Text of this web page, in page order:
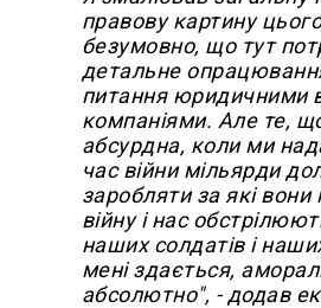
правову картину
безумовно, що тут
детальне
питання юридичними
компаніями. Але те,
абсурдна, коли ми
час війни мільярди
заробляти за які
війну і нас
наших солдатів і
мені здається,
абсолютно", - додав